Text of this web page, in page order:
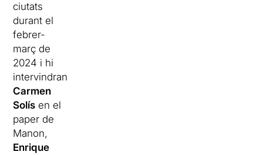
ciutats
durant el
febrer-
març de
2024 i hi
intervindran
Carmen
Solís en el
paper de
Manon,
Enrique